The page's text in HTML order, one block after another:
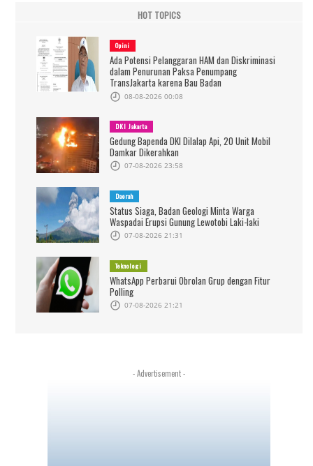
HOT TOPICS
Opini
Ada Potensi Pelanggaran HAM dan Diskriminasi
dalam Penurunan Paksa Penumpang
TransJakarta karena Bau Badan
08-08-2026 00:08
DKI Jakarta
Gedung Bapenda DKI Dilalap Api, 20 Unit Mobil
Damkar Dikerahkan
07-08-2026 23:58
Daerah
Status Siaga, Badan Geologi Minta Warga
Waspadai Erupsi Gunung Lewotobi Laki-laki
07-08-2026 21:31
Teknologi
WhatsApp Perbarui Obrolan Grup dengan Fitur
Polling
07-08-2026 21:21
- Advertisement -